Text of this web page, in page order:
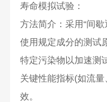
寿命模拟试验：
方法简介：采用“间歇
使用规定成分的测试
特定污染物以加速测
关键性能指标(如流
效。